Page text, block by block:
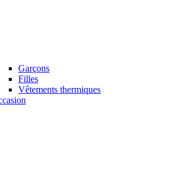
Garçons
Filles
Vêtements thermiques